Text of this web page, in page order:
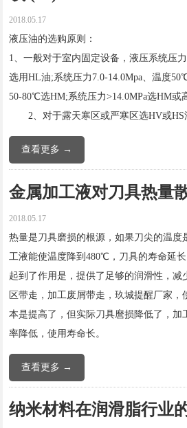
2018.05.17
液压油的选购原则：
1、一般对于室内固定设备，液压系统压
选用HL油;系统压力7.0-14.0Mpa、温度
50-80℃选HM;系统压力>14.0MPa选HM或
2、对于露天寒区或严寒区选HV或HS
查看更多 →
金属加工液对刀具热量
2018.05.17
热量是刀具磨损的根源，如果刀尖的温
工液能使温度降到480℃，刀具的寿命延
起到了作用是，提供了足够的润滑性，减
区带走，加工废屑带走，玖城提醒厂家，
本是提高了，但实际刀具麿损降低了，加
率降低，使用寿命长。
查看更多 →
纳米材料在润滑脂行业